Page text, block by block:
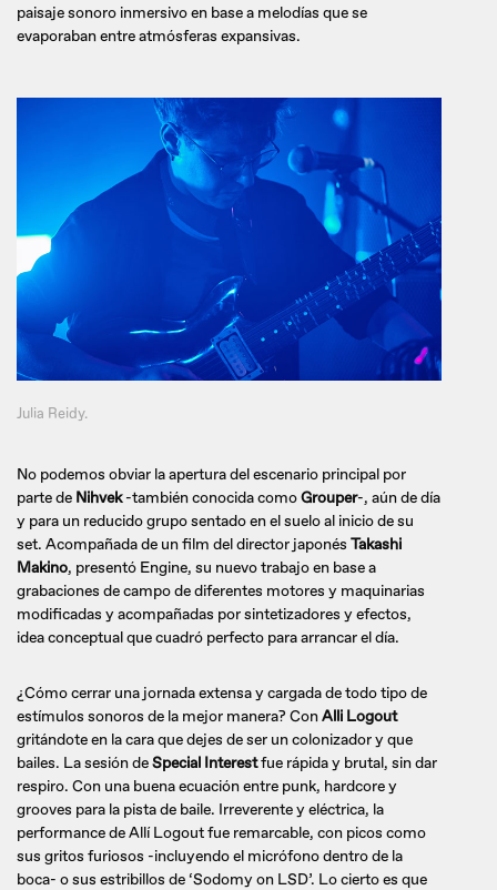
paisaje sonoro inmersivo en base a melodías que se
evaporaban entre atmósferas expansivas.
Julia Reidy.
No podemos obviar la apertura del escenario principal por
parte de Nihvek-también conocida comoGrouper-, aún de día
y para un reducido grupo sentado en el suelo al inicio de su
set. Acompañada de un film del director japonés Takashi
Makino, presentó Engine, su nuevo trabajo en base a
grabaciones de campo de diferentes motores y maquinarias
modificadas y acompañadas por sintetizadores y efectos,
idea conceptual que cuadró perfecto para arrancar el día.
¿Cómo cerrar una jornada extensa y cargada de todo tipo de
estímulos sonoros de la mejor manera? ConAlli Logout
gritándote en la cara que dejes de ser un colonizador y que
bailes. La sesión deSpecial Interestfue rápida y brutal, sin dar
respiro. Con una buena ecuación entre punk, hardcore y
grooves para la pista de baile. Irreverente y eléctrica, la
performance de Allí Logout fue remarcable, con picos como
sus gritos furiosos -incluyendo el micrófono dentro de la
boca- o sus estribillos de ‘Sodomy on LSD’. Lo cierto es que